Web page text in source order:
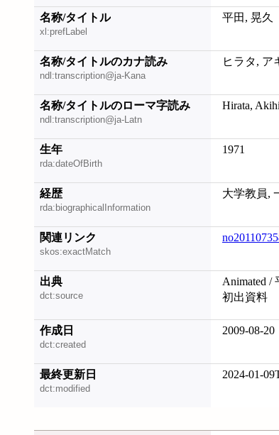
名称/タイトル
xl:prefLabel
平田, 晃久
名称/タイトルのカナ読み
ndl:transcription@ja-Kana
ヒラタ, ア
名称/タイトルのローマ字読み
ndl:transcription@ja-Latn
Hirata,
生年
rda:dateOfBirth
1971
経歴
rda:biographicalInformation
大学教員,
関連リンク
skos:exactMatch
出典
dct:source
Animated /
初出資料
作成日
dct:created
2009-08-20
最終更新日
dct:modified
2024-01-